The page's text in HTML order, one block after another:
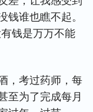
钱谁也瞧不起。
钱是万万不能
，考过药师，每
至为了完成每月